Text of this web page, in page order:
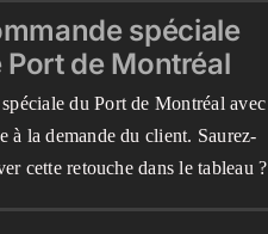
Port de Montréal
peintures en détail Peintures terminées
récemment Videos
spéciale
Port de Montréal
du Port de Montréal avec
à la demande du client. Saurez-
cette retouche dans le tableau ?